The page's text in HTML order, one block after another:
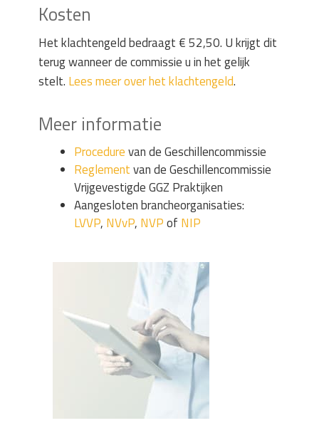
Kosten
Het klachtengeld bedraagt € 52,50. U krijgt dit
terug wanneer de commissie u in het gelijk
stelt. Lees meer over het klachtengeld.
Meer informatie
Procedurevan de Geschillencommissie
Reglementvan de Geschillencommissie
Vrijgevestigde GGZ Praktijken
Aangesloten brancheorganisaties:
LVVP, NVvP, NVPof NIP